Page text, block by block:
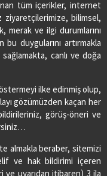
A
NO:52
SOKAK NO:17/B
tüm içerikler, internet
ziyaretçilerimize, bilimsel,
merak ve ilgi durumlarını
duygularını artırmakla
canlı ve doğa
ilke edinmiş olup,
gözümüzden kaçan her
görüş-öneri ve
almakla beraber, sitemizi
ve hak bildirimi içeren
uyarıdan itibaren) 3 ila